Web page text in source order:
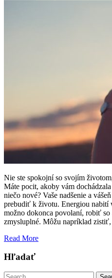
Nie ste spokojní so svojím
Máte pocit, akoby vám
niečo nové? Vaše nadšenie a
prebudiť k životu. Energiou nabití
možno dokonca povolaní, robiť
zmysluplné. Môžu napríklad
Read More
Hľadať
Search